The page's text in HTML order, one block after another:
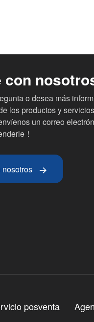
con
o desea más
los productos y
un correo
！
posventa